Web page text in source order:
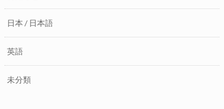
日本 / 日本語
英語
未分類